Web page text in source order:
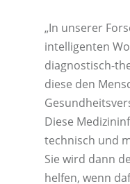
„In unserer
intelligenten
diagnostisch-
diese den
Diese
technisch und
Sie wird dann
helfen, wenn